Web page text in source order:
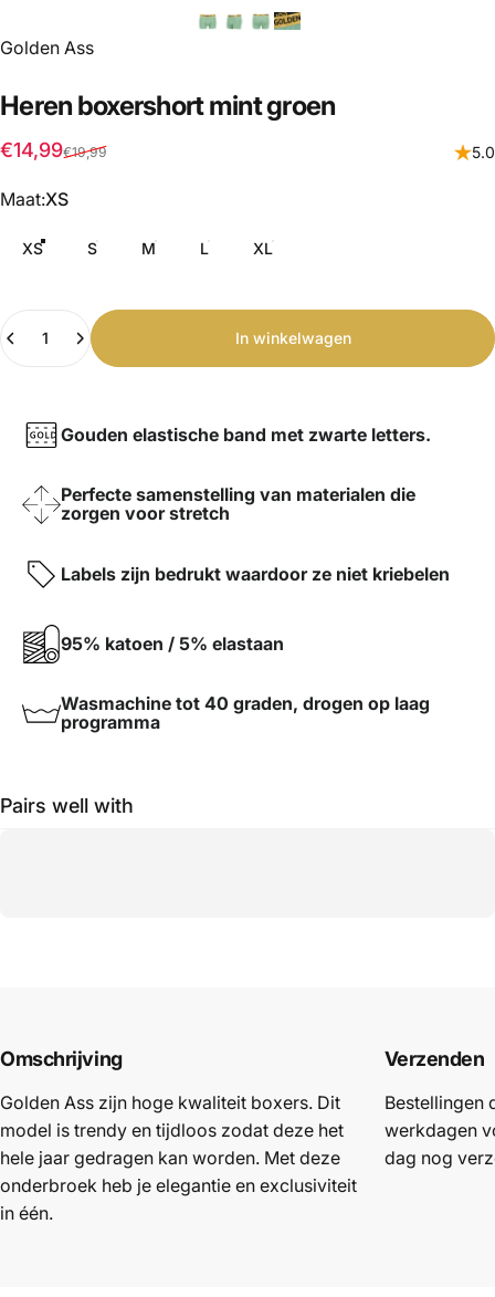
Golden Ass
Heren boxershortmintgroen
€14,99€19,99 5.0
Maat
Maat:XS
XS S M L XL
Hoeveelheid
In winkelwagen
Gouden elastische band met zwarte letters.
Perfecte samenstelling van materialen die
zorgen voor stretch
Labels zijn bedrukt waardoor ze niet kriebelen
95% katoen / 5% elastaan
Wasmachine tot 40 graden, drogen op laag
programma
Pairs well with
Omschrijving
Golden Ass zijn hoge kwaliteit boxers. Dit
model is trendy en tijdloos zodat deze het
hele jaar gedragen kan worden. Met deze
onderbroek heb je elegantie en exclusiviteit
in één.
Verzenden
Bestellingen
werkdagen
dag nog